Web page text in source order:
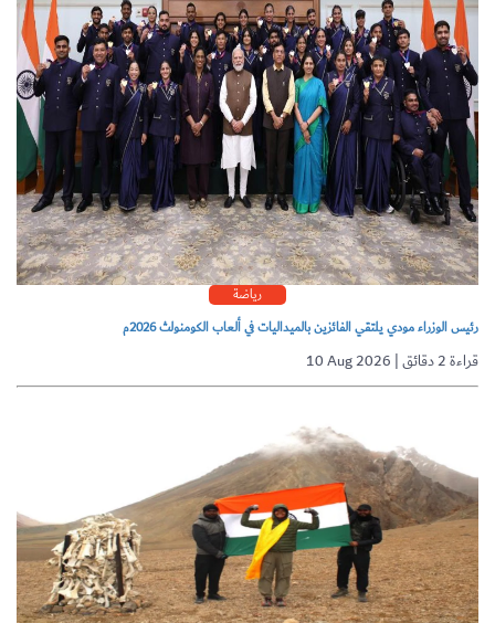
رياضة
رئيس الوزراء مودي يلتقي الفائزين بالميداليات في ألعاب الكومنولث 2026م
10 Aug 2026 | قراءة 2 دقائق